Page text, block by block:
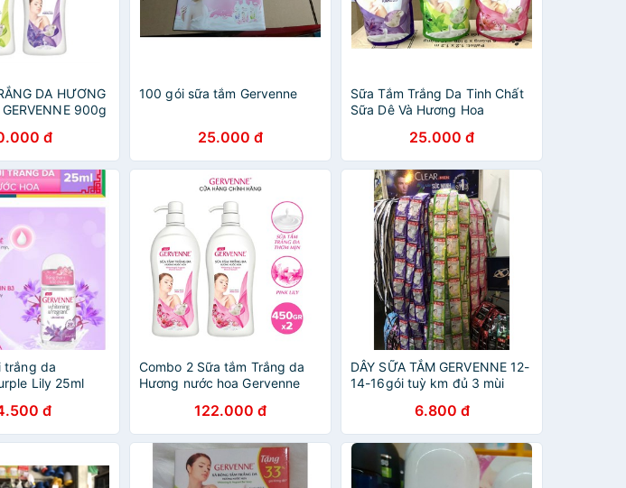
DA HƯƠNG
900g
đ
100 gói sữa tắm Gervenne
25.000 đ
Sữa Tắm Trắng Da Tinh Chất
Sữa Dê Và Hương Hoa
25.000 đ
trắng da
Lily 25ml
đ
Combo 2 Sữa tắm Trắng da
Hương nước hoa Gervenne
122.000 đ
DÂY SỮA TẮM GERVENNE 12-
14-16gói tuỳ km đủ 3 mùi
6.800 đ